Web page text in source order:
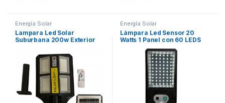
Energía Solar
Lampara Led Solar
Suburbana 200w Exterior
Energía Solar
Lámpara Led Sensor 20
Watts 1 Panel con 60 LEDS